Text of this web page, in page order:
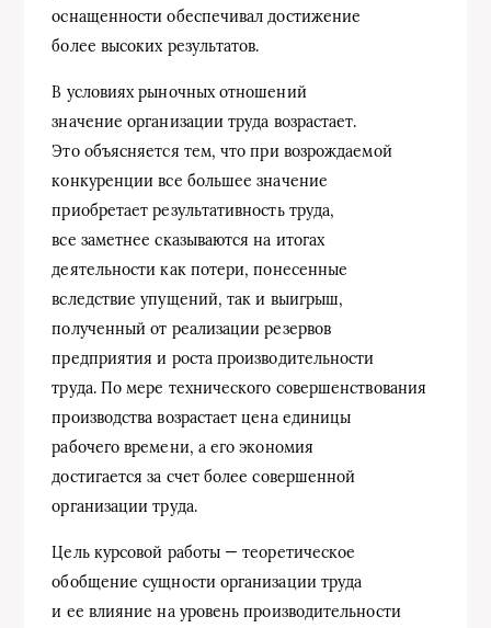
оснащенности обеспечивал достижение
более высоких результатов.
В условиях рыночных отношений
значение организации труда возрастает.
Это объясняется тем, что при возрождаемой
конкуренции все большее значение
приобретает результативность труда,
все заметнее сказываются на итогах
деятельности как потери, понесенные
вследствие упущений, так и выигрыш,
полученный от реализации резервов
предприятия и роста производительности
труда. По мере технического совершенствования
производства возрастает цена единицы
рабочего времени, а его экономия
достигается за счет более совершенной
организации труда.
Цель курсовой работы — теоретическое
обобщение сущности организации труда
и ее влияние на уровень производительности